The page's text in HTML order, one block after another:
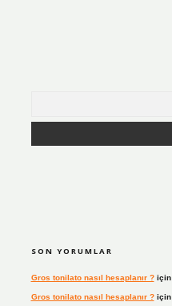
SON YORUMLAR
Gros tonilato nasıl hesaplanır ?için
Gros tonilato nasıl hesaplanır ?için